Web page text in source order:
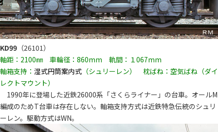
KD99 （26101）
軸距：2100㎜ 車輪径：860mm 軌間：１067mm
軸箱支持： 湿式円筒案内式 （シュリーレン） 枕ばね：空気ばね（ダイ
レクトマウント）
1990年に登場した近鉄26000系「さくらライナー」の台車。オールM
編成のためT台車は存在しない。軸箱支持方式は近鉄特急伝統のシュリ
ーレン。駆動方式はWN。